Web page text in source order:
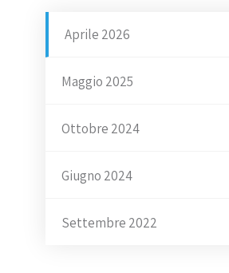
Aprile 2026
Maggio 2025
Ottobre 2024
Giugno 2024
Settembre 2022